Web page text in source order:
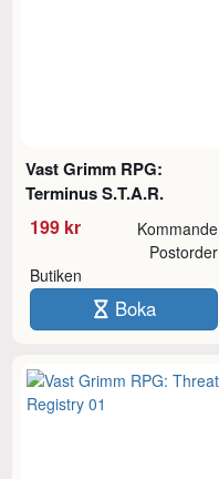
Vast Grimm RPG:
Terminus S.T.A.R.
199 kr Kommande
Butiken
Postorder
Boka